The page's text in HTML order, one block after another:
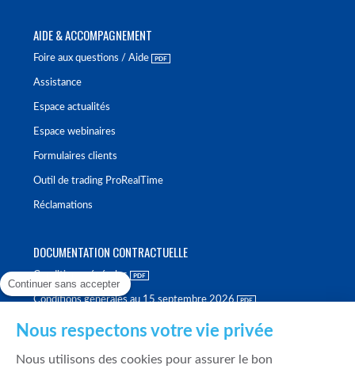
AIDE & ACCOMPAGNEMENT
Foire aux questions / Aide
Assistance
Espace actualités
Espace webinaires
Formulaires clients
Outil de trading ProRealTime
Réclamations
DOCUMENTATION CONTRACTUELLE
Conditions générales
Conditions générales au 15 septembre 2026
Continuer sans accepter
Nous respectons votre vie privée
Nous utilisons des cookies pour assurer le bon